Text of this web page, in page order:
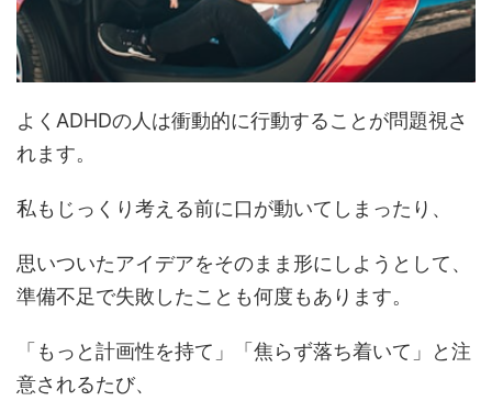
よくADHDの人は衝動的に行動することが問題視さ
れます。
私もじっくり考える前に口が動いてしまったり、
思いついたアイデアをそのまま形にしようとして、
準備不足で失敗したことも何度もあります。
「もっと計画性を持て」「焦らず落ち着いて」と注
意されるたび、